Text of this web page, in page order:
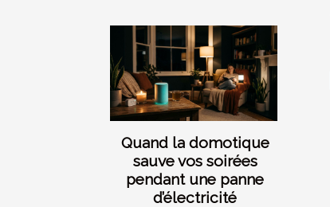
Quand la domotique
sauve vos soirées
pendant une panne
d’électricité